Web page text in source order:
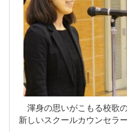
渾身の思いが
新しいスクールカウンセラ